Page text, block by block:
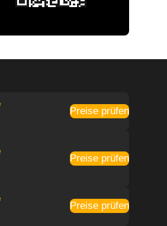
Preise prüfen
Preise prüfen
Preise prüfen